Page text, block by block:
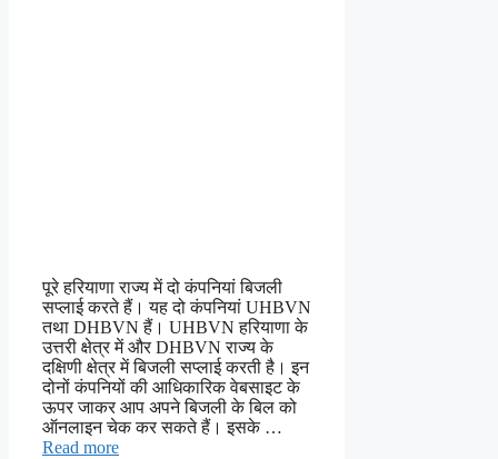
पूरे हरियाणा राज्य में दो कंपनियां बिजली
सप्लाई करते हैं। यह दो कंपनियां UHBVN
तथा DHBVN हैं। UHBVN हरियाणा के
उत्तरी क्षेत्र में और DHBVN राज्य के
दक्षिणी क्षेत्र में बिजली सप्लाई करती है। इन
दोनों कंपनियों की आधिकारिक वेबसाइट के
ऊपर जाकर आप अपने बिजली के बिल को
ऑनलाइन चेक कर सकते हैं। इसके …
Read more